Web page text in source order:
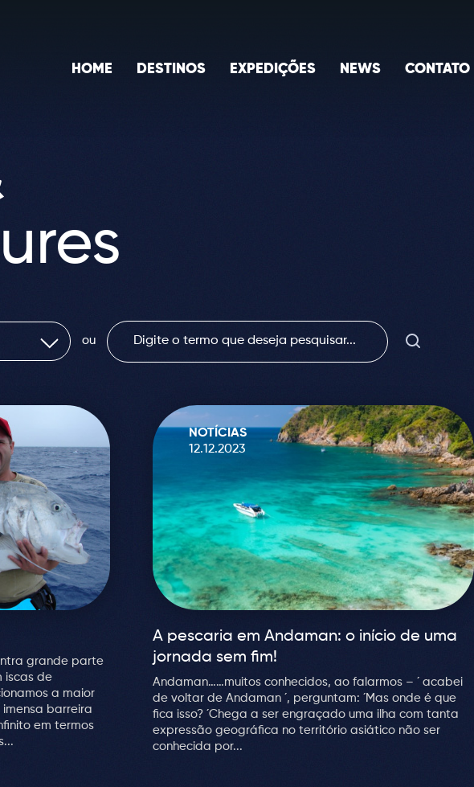
HOME DESTINOS EXPEDIÇÕES NEWS CONTATO
ou
grande parte
iscas de
a maior
barreira
em termos
NOTÍCIAS
12.12.2023
A pescaria em Andaman: o início de uma
jornada sem fim!
Andaman……muitos conhecidos, ao falarmos – ´ acabei
de voltar de Andaman ´, perguntam: ´Mas onde é que
fica isso? ´Chega a ser engraçado uma ilha com tanta
expressão geográfica no território asiático não ser
conhecida por...